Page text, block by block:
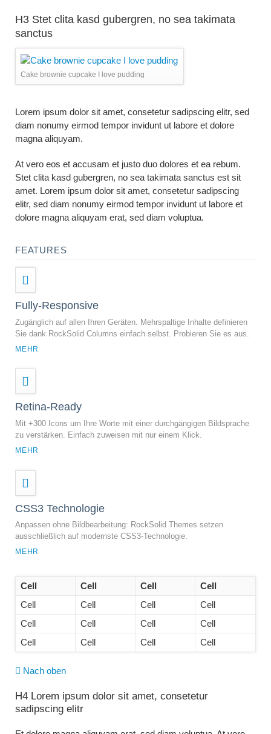
H3 Stet clita kasd gubergren, no sea takimata
sanctus
Cake brownie cupcake I love pudding
Lorem ipsum dolor sit amet, consetetur sadipscing elitr, sed
diam nonumy eirmod tempor invidunt ut labore et dolore
magna aliquyam.
At vero eos et accusam et justo duo dolores et ea rebum.
Stet clita kasd gubergren, no sea takimata sanctus est sit
amet. Lorem ipsum dolor sit amet, consetetur sadipscing
elitr, sed diam nonumy eirmod tempor invidunt ut labore et
dolore magna aliquyam erat, sed diam voluptua.
FEATURES
Fully-Responsive
Zugänglich auf allen Ihren Geräten. Mehrspaltige Inhalte definieren
Sie dank RockSolid Columns einfach selbst. Probieren Sie es aus.
MEHR
Retina-Ready
Mit +300 Icons um Ihre Worte mit einer durchgängigen Bildsprache
zu verstärken. Einfach zuweisen mit nur einem Klick.
MEHR
CSS3 Technologie
Anpassen ohne Bildbearbeitung: RockSolid Themes setzen
ausschließlich auf modernste CSS3-Technologie.
MEHR
Cell Cell Cell
Cell
Cell
Cell Cell
Cell
Cell
Cell Cell
Cell
Cell
Cell Cell Cell
Nach oben
H4 Lorem ipsum dolor sit amet, consetetur
sadipscing elitr